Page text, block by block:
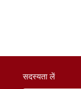
सदस्यता लें